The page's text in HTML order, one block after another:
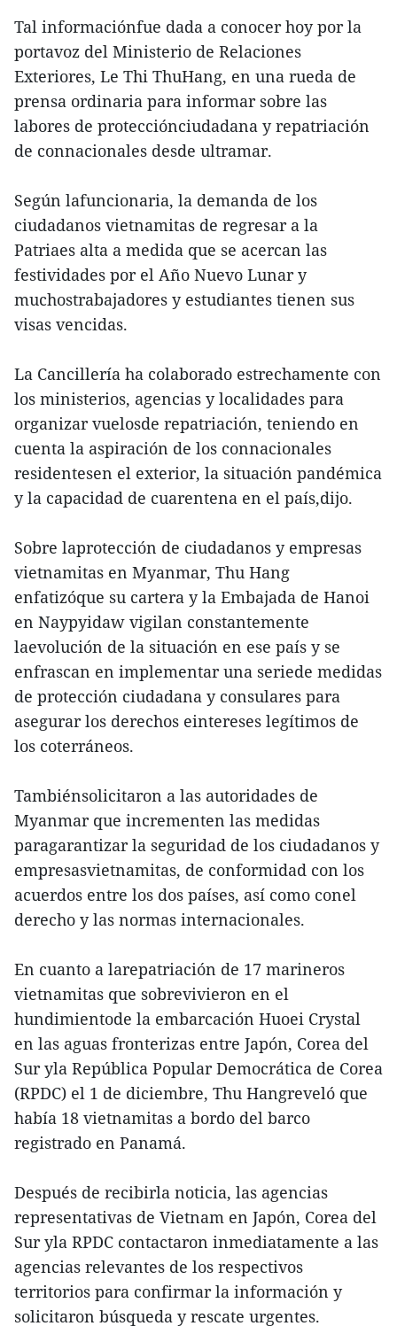
Tal informaciónfue dada a conocer hoy por la
portavoz del Ministerio de Relaciones
Exteriores, Le Thi ThuHang, en una rueda de
prensa ordinaria para informar sobre las
labores de protecciónciudadana y repatriación
de connacionales desde ultramar.
Según lafuncionaria, la demanda de los
ciudadanos vietnamitas de regresar a la
Patriaes alta a medida que se acercan las
festividades por el Año Nuevo Lunar y
muchostrabajadores y estudiantes tienen sus
visas vencidas.
La Cancillería ha colaborado estrechamente con
los ministerios, agencias y localidades para
organizar vuelosde repatriación, teniendo en
cuenta la aspiración de los connacionales
residentesen el exterior, la situación pandémica
y la capacidad de cuarentena en el país,dijo.
Sobre laprotección de ciudadanos y empresas
vietnamitas en Myanmar, Thu Hang
enfatizóque su cartera y la Embajada de Hanoi
en Naypyidaw vigilan constantemente
laevolución de la situación en ese país y se
enfrascan en implementar una seriede medidas
de protección ciudadana y consulares para
asegurar los derechos eintereses legítimos de
los coterráneos.
Tambiénsolicitaron a las autoridades de
Myanmar que incrementen las medidas
paragarantizar la seguridad de los ciudadanos y
empresasvietnamitas, de conformidad con los
acuerdos entre los dos países, así como conel
derecho y las normas internacionales.
En cuanto a larepatriación de 17 marineros
vietnamitas que sobrevivieron en el
hundimientode la embarcación Huoei Crystal
en las aguas fronterizas entre Japón, Corea del
Sur yla República Popular Democrática de Corea
(RPDC) el 1 de diciembre, Thu Hangreveló que
había 18 vietnamitas a bordo del barco
registrado en Panamá.
Después de recibirla noticia, las agencias
representativas de Vietnam en Japón, Corea del
Sur yla RPDC contactaron inmediatamente a las
agencias relevantes de los respectivos
territorios para confirmar la información y
solicitaron búsqueda y rescate urgentes.